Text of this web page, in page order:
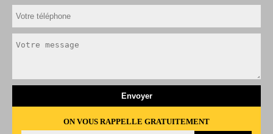
ON VOUS RAPPELLE GRATUITEMENT